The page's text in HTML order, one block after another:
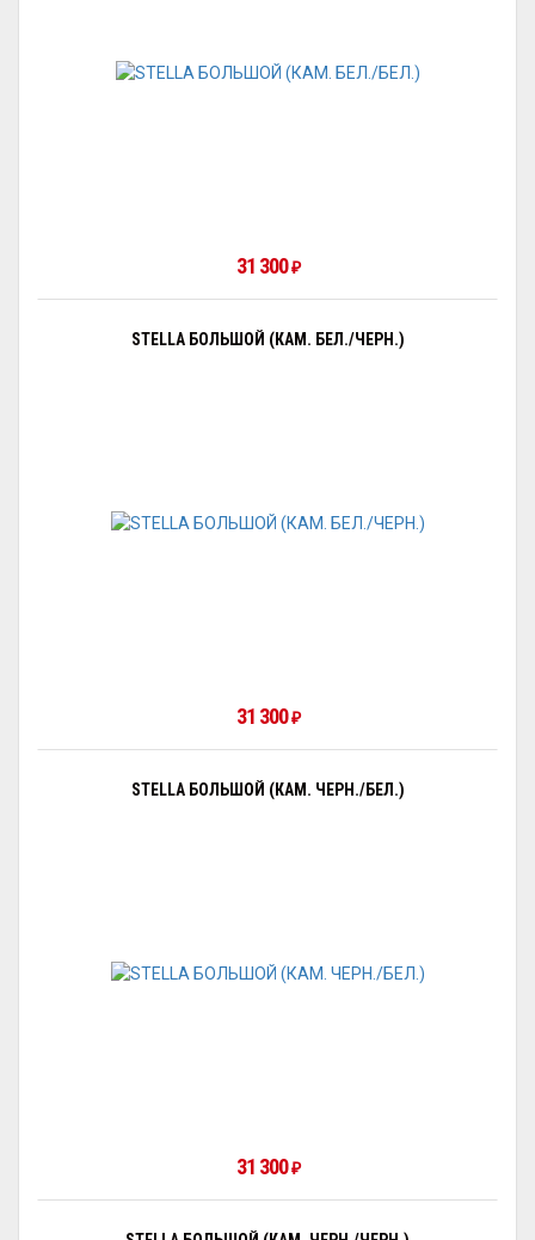
31 300₽
STELLA БОЛЬШОЙ (КАМ. БЕЛ./ЧЕРН.)
31 300₽
STELLA БОЛЬШОЙ (КАМ. ЧЕРН./БЕЛ.)
31 300₽